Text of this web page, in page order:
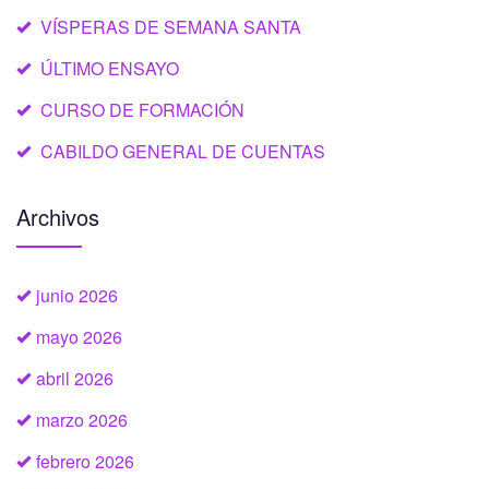
VÍSPERAS DE SEMANA SANTA
ÚLTIMO ENSAYO
CURSO DE FORMACIÓN
CABILDO GENERAL DE CUENTAS
Archivos
junio 2026
mayo 2026
abril 2026
marzo 2026
febrero 2026